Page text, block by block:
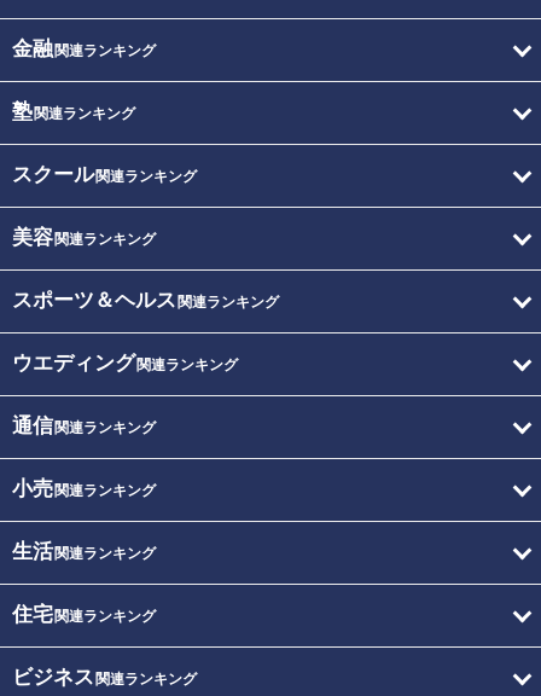
金融関連ランキング
塾関連ランキング
スクール関連ランキング
美容関連ランキング
スポーツ＆ヘルス 関連ランキング
ウエディング関連ランキング
通信関連ランキング
小売関連ランキング
生活関連ランキング
住宅関連ランキング
ビジネス 関連ランキング